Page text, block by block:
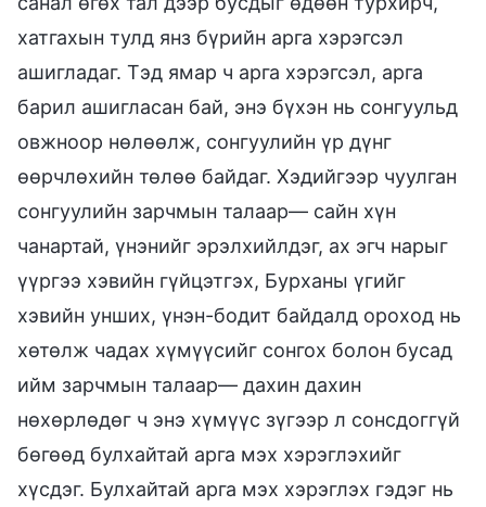
хатгахын тулд янз бүрийн арга хэрэгсэл
ашигладаг. Тэд ямар ч арга хэрэгсэл, арга
барил ашигласан бай, энэ бүхэн нь сонгуульд
овжноор нөлөөлж, сонгуулийн үр дүнг
өөрчлөхийн төлөө байдаг. Хэдийгээр чуулган
сонгуулийн зарчмын талаар— сайн хүн
чанартай, үнэнийг эрэлхийлдэг, ах эгч нарыг
үүргээ хэвийн гүйцэтгэх, Бурханы үгийг
хэвийн унших, үнэн-бодит байдалд ороход нь
хөтөлж чадах хүмүүсийг сонгох болон бусад
ийм зарчмын талаар— дахин дахин
нөхөрлөдөг ч энэ хүмүүс зүгээр л сонсдоггүй
бөгөөд булхайтай арга мэх хэрэглэхийг
хүсдэг. Булхайтай арга мэх хэрэглэх гэдэг нь